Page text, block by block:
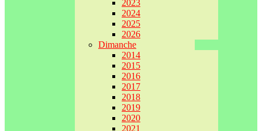
2023
2024
2025
2026
Dimanche
2014
2015
2016
2017
2018
2019
2020
2021